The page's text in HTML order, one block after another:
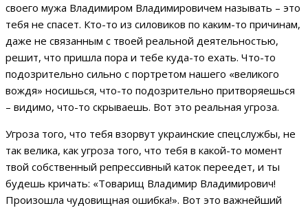
своего мужа Владимиром Владимировичем называть – это
тебя не спасет. Кто-то из силовиков по каким-то причинам,
даже не связанным с твоей реальной деятельностью,
решит, что пришла пора и тебе куда-то ехать. Что-то
подозрительно сильно с портретом нашего «великого
вождя» носишься, что-то подозрительно притворяешься
– видимо, что-то скрываешь. Вот это реальная угроза.
Угроза того, что тебя взорвут украинские спецслужбы, не
так велика, как угроза того, что тебя в какой-то момент
твой собственный репрессивный каток переедет, и ты
будешь кричать: «Товарищ Владимир Владимирович!
Произошла чудовищная ошибка!». Вот это важнейший